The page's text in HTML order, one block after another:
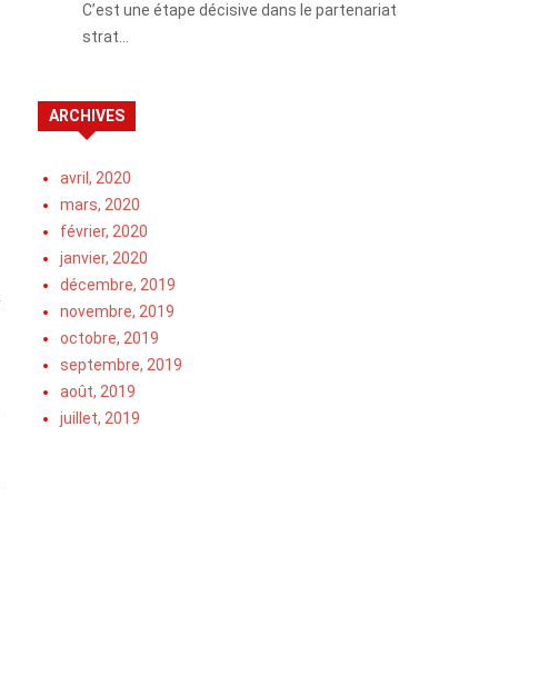
C’est une étape décisive dans le partenariat
strat…
ARCHIVES
avril, 2020
mars, 2020
février, 2020
janvier, 2020
décembre, 2019
novembre, 2019
octobre, 2019
septembre, 2019
août, 2019
juillet, 2019